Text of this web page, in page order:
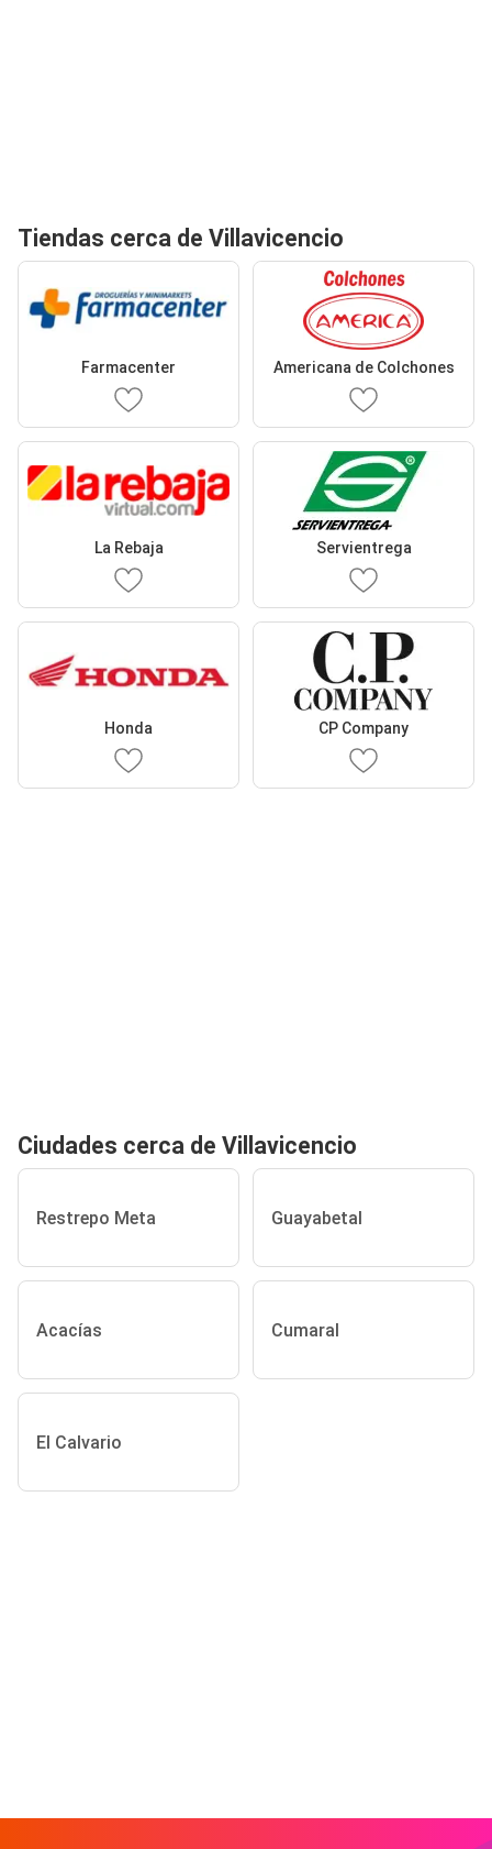
Tiendas cerca de Villavicencio
Farmacenter Americana de Colchones
La Rebaja Servientrega
Honda CP Company
Ciudades cerca de Villavicencio
Restrepo Meta Guayabetal
Acacías Cumaral
El Calvario